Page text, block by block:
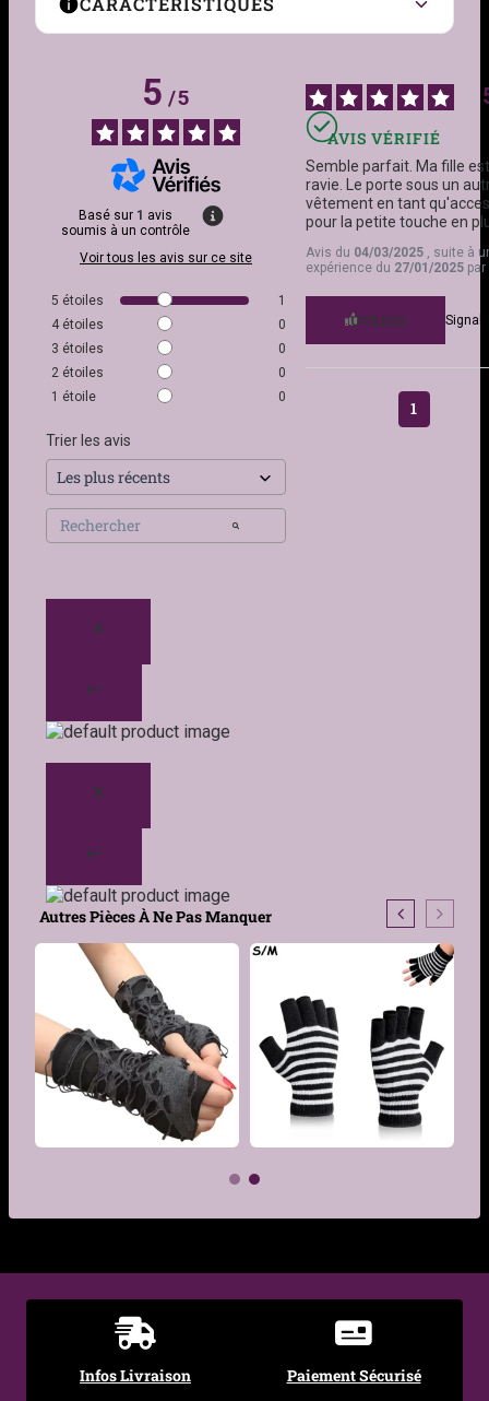
Marron, Noir et Violet
Matière Acrylique, Coton
Unique pour Adultes
Genre Femme
5/5
Basé sur 1 avis
soumis à un contrôle
Voir tous les avis sur ce site
5 étoiles
1
4 étoiles
0
3 étoiles
0
2 étoiles
0
1 étoile 0
Trier les avis
AVIS VÉRIFIÉ
Semble parfait. Ma fille est
ravie. Le porte sous un
vêtement en tant
pour la petite touche en
Avis du 04/03/2025 , suite à
expérience du 27/01/2025 par
UTILE(0)
1
Autres Pièces À Ne Pas Manquer
Infos Livraison Paiement Sécurisé